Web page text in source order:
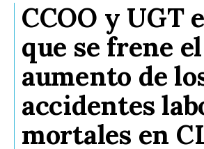
CCOO y UGT
que se frene el
aumento de
accidentes
mortales en